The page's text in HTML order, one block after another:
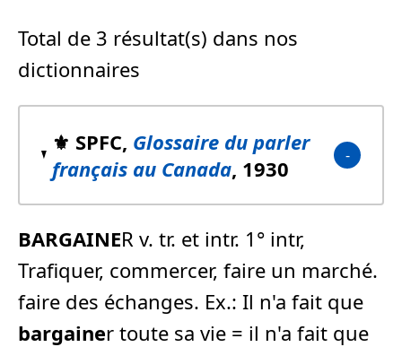
Total de 3 résultat(s) dans nos
dictionnaires
⚜️ SPFC, Glossaire du parler
français au Canada, 1930
BARGAINER v. tr. et intr. 1° intr,
Trafiquer, commercer, faire un marché.
faire des échanges. Ex.: Il n'a fait que
bargainer toute sa vie = il n'a fait que